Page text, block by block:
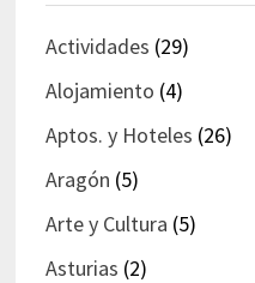
Actividades (29)
Alojamiento (4)
Aptos. y Hoteles (26)
Aragón (5)
Arte y Cultura (5)
Asturias (2)